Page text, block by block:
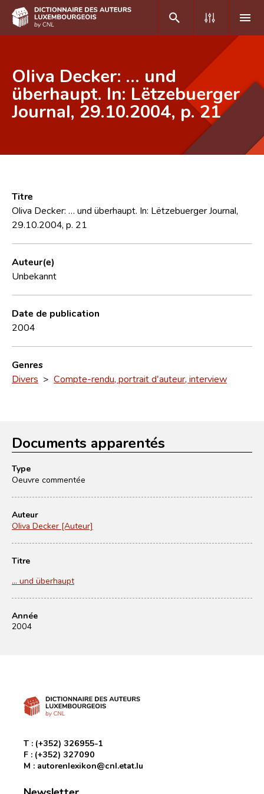
DE FR
Accueil
Recherche avancée
CNL
Équipe scientifique
Oliva Decker: … und
überhaupt. In: Lëtzebuerger
Journal, 29.10.2004, p. 21
Titre
Oliva Decker: … und überhaupt. In: Lëtzebuerger Journal,
29.10.2004, p. 21
Auteur(e)
Unbekannt
Date de publication
2004
Genres
Divers > Compte-rendu, portrait d'auteur, interview
Documents apparentés
Type
Oeuvre commentée
Auteur
Oliva Decker [Auteur]
Titre
… und überhaupt
Année
2004
T : (+352) 326955-1
F : (+352) 327090
M : autorenlexikon@cnl.etat.lu